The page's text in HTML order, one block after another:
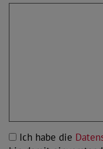
Ich habe die